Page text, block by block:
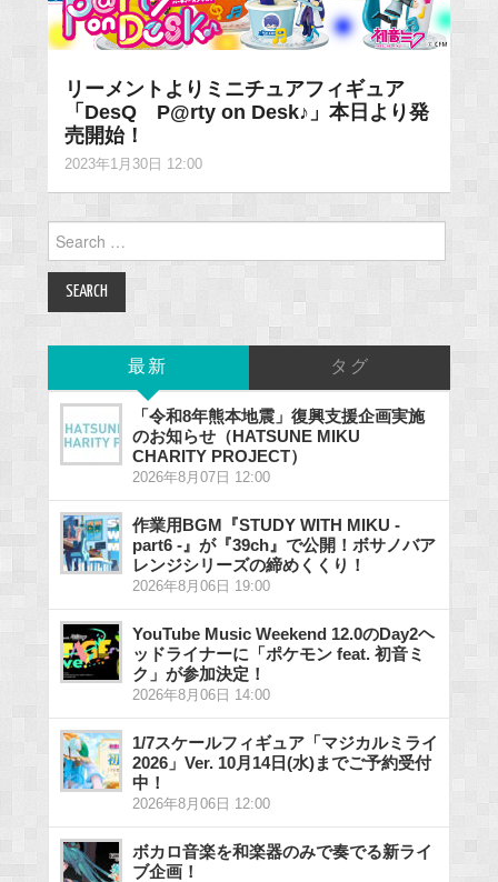
リーメントよりミニチュアフィギュア
「DesQ P@rty on Desk♪」本日より発
売開始！
2023年1月30日 12:00
for:
最新 タグ
「令和8年熊本地震」復興支援企画実施
のお知らせ（HATSUNE MIKU
CHARITY PROJECT）
2026年8月07日 12:00
作業用BGM『STUDY WITH MIKU -
part6 -』が『39ch』で公開！ボサノバア
レンジシリーズの締めくくり！
2026年8月06日 19:00
YouTube Music Weekend 12.0のDay2ヘ
ッドライナーに「ポケモン feat. 初音ミ
ク」が参加決定！
2026年8月06日 14:00
1/7スケールフィギュア「マジカルミライ
2026」Ver. 10月14日(水)までご予約受付
中！
2026年8月06日 12:00
ボカロ音楽を和楽器のみで奏でる新ライ
ブ企画！